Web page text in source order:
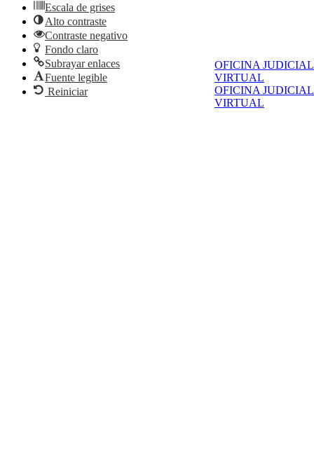
OFICINA JUDICIAL
VIRTUAL
OFICINA JUDICIAL
VIRTUAL
Escala de grises
Alto contraste
Contraste negativo
Fondo claro
Subrayar enlaces
Fuente legible
Reiniciar